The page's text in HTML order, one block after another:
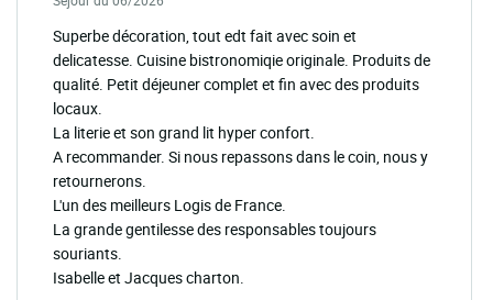
Superbe décoration, tout edt fait avec soin et
delicatesse. Cuisine bistronomiqie originale. Produits de
qualité. Petit déjeuner complet et fin avec des produits
locaux.
La literie et son grand lit hyper confort.
A recommander. Si nous repassons dans le coin, nous y
retournerons.
L'un des meilleurs Logis de France.
La grande gentilesse des responsables toujours
souriants.
Isabelle et Jacques charton.